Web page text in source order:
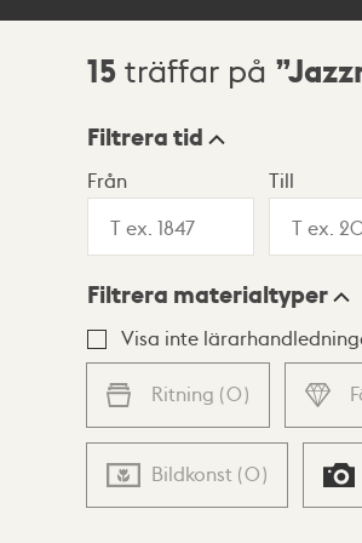
Sökresultat
15 träffar på
Visningsläge
Lista Karta
Filtrera tid
Från Till
Filtrera materialtyper
Visa inte
Ritning (0)
Bildkonst (0)